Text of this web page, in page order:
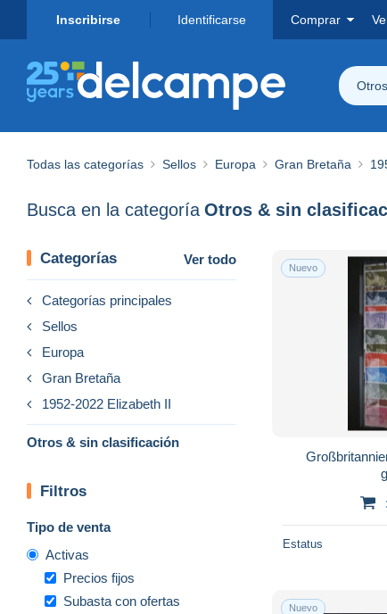
Inscribirse Identificarse Comprar
Todas las categorías Sellos Europa Gran Bretaña
Busca en la categoría Otros & sin
Categorías Ver todo
Categorías principales
Sellos
Europa
Gran Bretaña
1952-2022 Elizabeth II
Otros & sin clasificación
Filtros
Tipo de venta
Activas
Precios fijos
Subasta con ofertas
Nuevo
Estatus
Nuevo